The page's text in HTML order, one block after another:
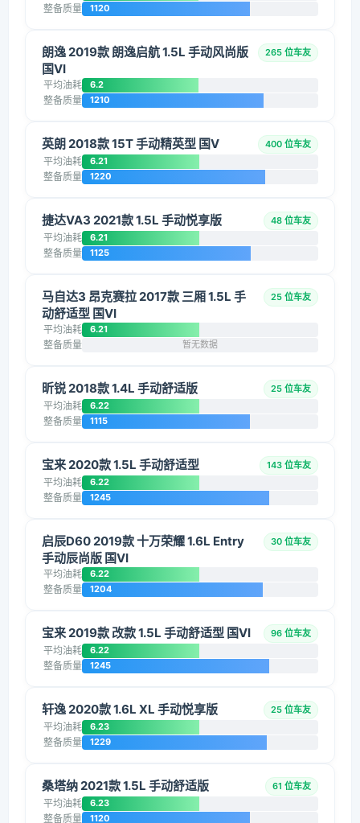
整备质量 1120
朗逸 2019款 朗逸启航 1.5L 手动风尚版
国VI
265 位车友
平均油耗 6.2
整备质量 1210
英朗 2018款 15T 手动精英型 国V 400 位车友
平均油耗 6.21
整备质量 1220
捷达VA3 2021款 1.5L 手动悦享版 48 位车友
平均油耗 6.21
整备质量 1125
马自达3 昂克赛拉 2017款 三厢 1.5L 手
动舒适型 国VI
25 位车友
平均油耗 6.21
整备质量 暂无数据
昕锐 2018款 1.4L 手动舒适版 25 位车友
平均油耗 6.22
整备质量 1115
宝来 2020款 1.5L 手动舒适型 143 位车友
平均油耗 6.22
整备质量 1245
启辰D60 2019款 十万荣耀 1.6L Entry
手动辰尚版 国VI
30 位车友
平均油耗 6.22
整备质量 1204
宝来 2019款 改款 1.5L 手动舒适型 国VI 96 位车友
平均油耗 6.22
整备质量 1245
轩逸 2020款 1.6L XL 手动悦享版 25 位车友
平均油耗 6.23
整备质量 1229
桑塔纳 2021款 1.5L 手动舒适版 61 位车友
平均油耗 6.23
整备质量 1120